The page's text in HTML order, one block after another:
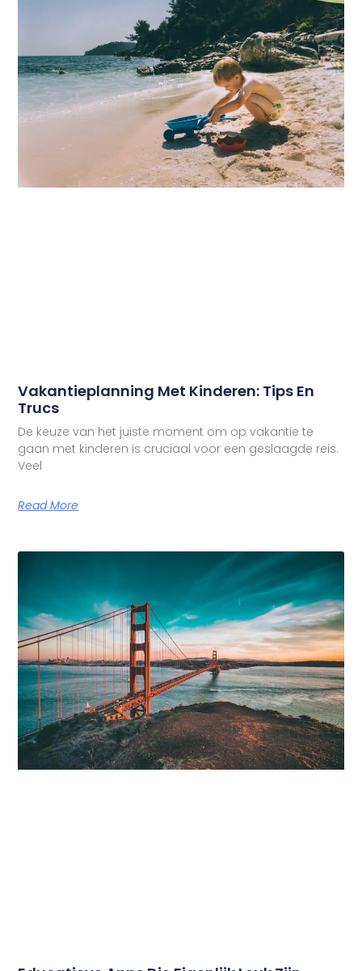
Vakantieplanning Met Kinderen: Tips En
Trucs
De keuze van het juiste moment om op vakantie te
gaan met kinderen is cruciaal voor een geslaagde reis.
Veel
Read More